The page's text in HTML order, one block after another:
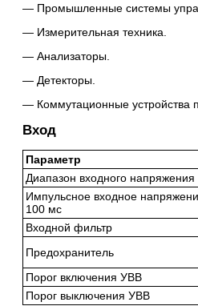
Промышленные системы
Измерительная техника.
Анализаторы.
Детекторы.
Коммутационные устройства
Вход
Параметр
Диапазон входного напряжения
Импульсное входное
100 мс
Входной фильтр
Предохранитель
Порог включения УВВ
Порог выключения УВВ